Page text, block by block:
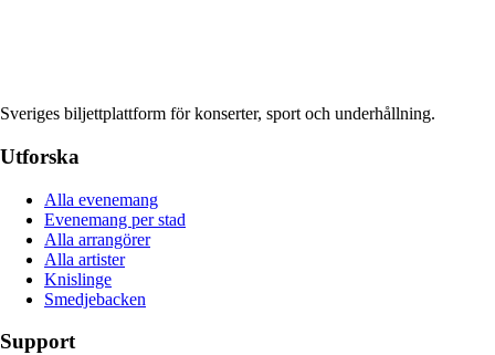
Sveriges biljettplattform för konserter, sport och underhållning.
Utforska
Alla evenemang
Evenemang per stad
Alla arrangörer
Alla artister
Knislinge
Smedjebacken
Support